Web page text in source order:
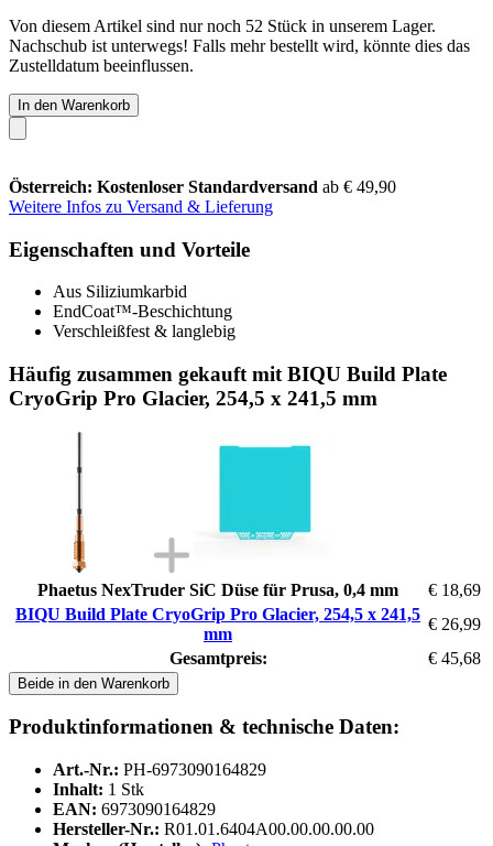
Von diesem Artikel sind nur noch 52 Stück in unserem Lager.
Nachschub ist unterwegs! Falls mehr bestellt wird, könnte dies das
Zustelldatum beeinflussen.
In den Warenkorb
Österreich: Kostenloser Standardversand ab € 49,90
Weitere Infos zu Versand & Lieferung
Eigenschaften und Vorteile
Aus Siliziumkarbid
EndCoat™-Beschichtung
Verschleißfest & langlebig
Häufig zusammen gekauft mit BIQU Build Plate
CryoGrip Pro Glacier, 254,5 x 241,5 mm
Phaetus NexTruder SiC Düse für Prusa, 0,4 mm
€ 18,69
BIQU Build Plate CryoGrip Pro Glacier, 254,5 x 241,5
mm
€ 26,99
Gesamtpreis:
€ 45,68
Beide in den Warenkorb
Produktinformationen & technische Daten:
Art.-Nr.: PH-6973090164829
Inhalt: 1 Stk
EAN: 6973090164829
Hersteller-Nr.: R01.01.6404A00.00.00.00.00